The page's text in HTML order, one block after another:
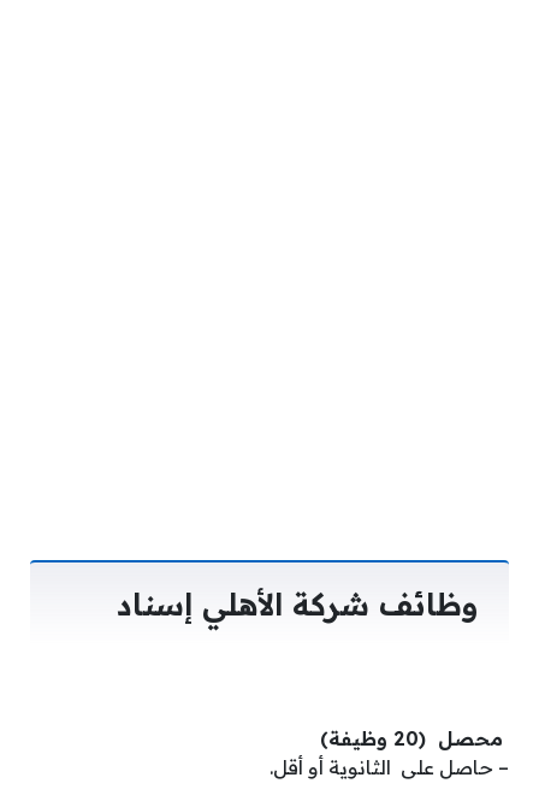
وظائف شركة الأهلي إسناد
محصل (20 وظيفة)
– حاصل على الثانوية أو أقل.